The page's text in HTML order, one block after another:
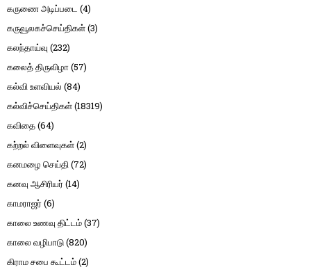
கருணை அடிப்படை (4)
கருவூலகச்செய்திகள்(3)
கலந்தாய்வு (232)
கலைத் திருவிழா (57)
கல்வி உளவியல் (84)
கல்விச்செய்திகள்(18319)
கவிதை(64)
கற்றல் விளைவுகள்(2)
கனமழை செய்தி(72)
கனவு ஆசிரியர் (14)
காமராஜர் (6)
காலை உணவு திட்டம்(37)
காலை வழிபாடு(820)
கிராம சபை கூட்டம்(2)